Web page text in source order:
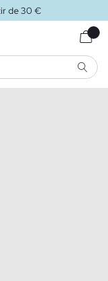
de 30 €